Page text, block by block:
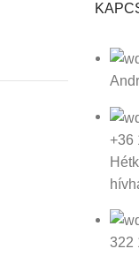
+36
322